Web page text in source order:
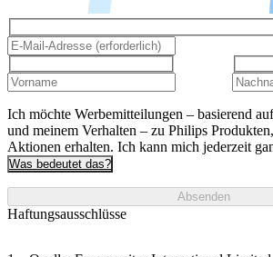
Ich möchte Werbemitteilungen – basierend
und meinem Verhalten – zu Philips
Aktionen erhalten. Ich kann mich jederzeit
Was bedeutet das?
Absenden
Haftungsausschlüsse